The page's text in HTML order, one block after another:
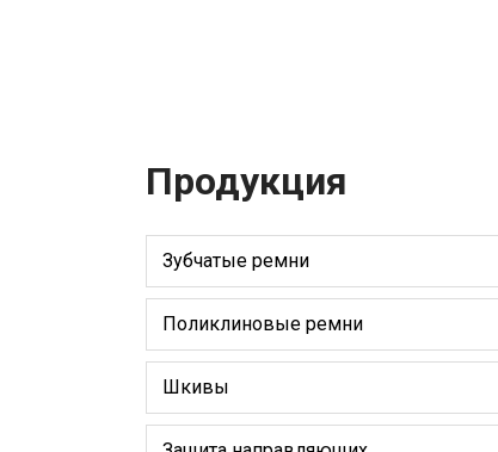
Продукция
Зубчатые ремни
Поликлиновые ремни
Шкивы